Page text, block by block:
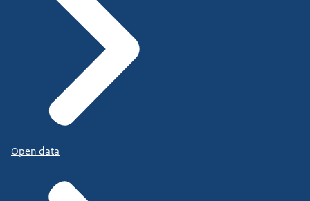
Open data